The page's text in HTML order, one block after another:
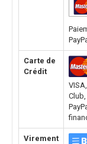
Carte de
Crédit
Virement